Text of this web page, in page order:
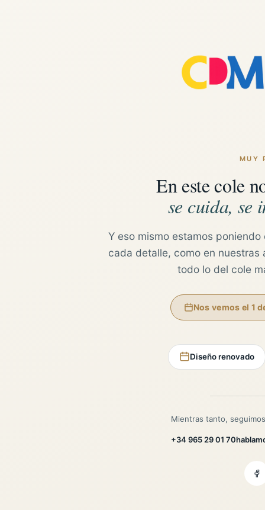
MUY
En este cole
se cuida, se
Y eso mismo estamos
cada detalle, como en nuestras
todo lo del cole
Nos vemos el 1
Diseño renovado
Mientras tanto,
+34 965 29 01 70